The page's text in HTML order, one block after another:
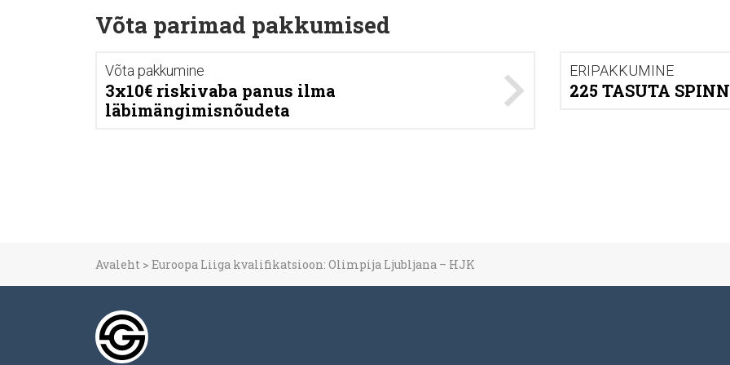
Võta parimad pakkumised
Võta pakkumine
3x10€ riskivaba panus ilma
läbimängimisnõudeta
ERIPAKKUMINE
225 TASUTA
Avaleht > Euroopa Liiga kvalifikatsioon: Olimpija Ljubljana – HJK